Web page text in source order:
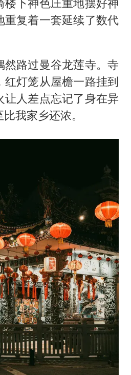
重复着一套延续了数代
然路过曼谷龙莲寺。寺
红灯笼从屋檐一路挂到
让人差点忘记了身在异
我家乡还浓。